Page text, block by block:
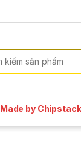
Made by Chipstack